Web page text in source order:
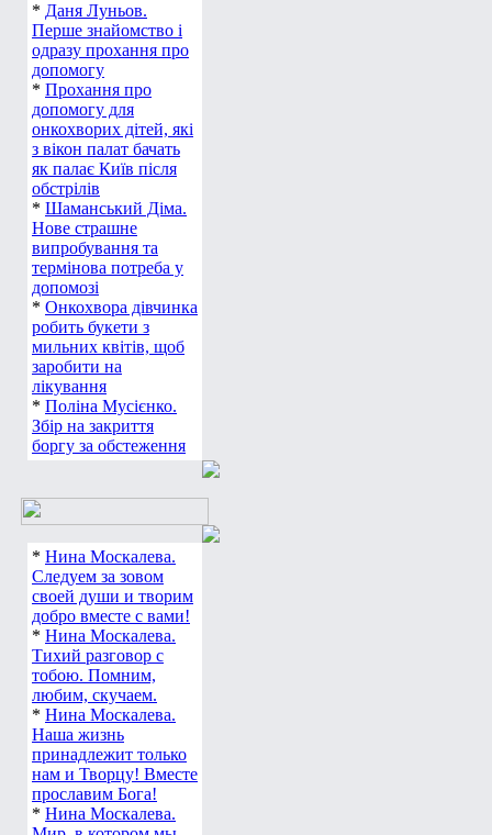
* Даня Луньов.
Перше знайомство і
одразу прохання про
допомогу
* Прохання про
допомогу для
онкохворих дітей, які
з вікон палат бачать
як палає Київ після
обстрілів
* Шаманський Діма.
Нове страшне
випробування та
термінова потреба у
допомозі
* Онкохвора дівчинка
робить букети з
мильних квітів, щоб
заробити на
лікування
* Поліна Мусієнко.
Збір на закриття
боргу за обстеження
* Нина Москалева.
Следуем за зовом
своей души и творим
добро вместе с вами!
* Нина Москалева.
Тихий разговор с
тобою. Помним,
любим, скучаем.
* Нина Москалева.
Наша жизнь
принадлежит только
нам и Творцу! Вместе
прославим Бога!
* Нина Москалева.